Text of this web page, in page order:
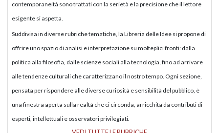
contemporaneità sono trattati con la serietà e la precisione che il lettore
esigente si aspetta.
Suddivisa in diverse rubriche tematiche, la Libreria delle Idee si propone di
offrire uno spazio di analisi e interpretazione su molteplici fronti: dalla
politica alla filosofia, dalle scienze sociali alla tecnologia, fino ad arrivare
alle tendenze culturali che caratterizzano il nostro tempo. Ogni sezione,
pensata per rispondere alle diverse curiosità e sensibilità del pubblico, è
una finestra aperta sulla realtà che ci circonda, arricchita da contributi di
esperti, intellettuali e osservatori privilegiati.